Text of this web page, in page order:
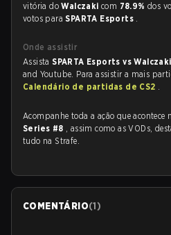
vitória doWalczakicom 78.9%dos
votos paraSPARTA Esports .
Onde assistir
AssistaSPARTA Esports vs
and Youtube. Para assistir a mais
Calendário de partidas de CS2 .
Acompanhe toda a ação que acontece
Series #8 , assim como as VODs,
tudo na Strafe.
COMENTÁRIO(1)